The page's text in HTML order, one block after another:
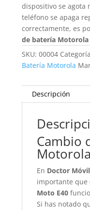
dispositivo se agota
teléfono se apaga
correctamente, es
de batería Motorola
SKU: 00004
Batería Motorola
Descripción
Cambio
En Doctor
importante que
Moto E40
Si has notado